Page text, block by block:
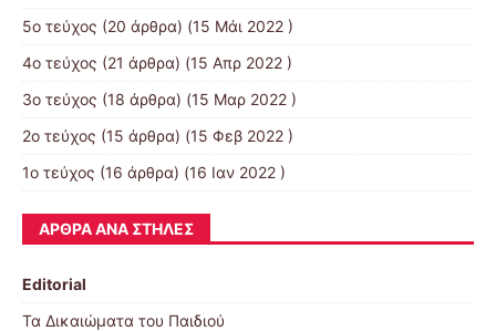
5ο τεύχος (20 άρθρα) (15 Μάι 2022 )
4ο τεύχος (21 άρθρα) (15 Απρ 2022 )
3ο τεύχος (18 άρθρα) (15 Μαρ 2022 )
2ο τεύχος (15 άρθρα) (15 Φεβ 2022 )
1ο τεύχος (16 άρθρα) (16 Ιαν 2022 )
ΆΡΘΡΑ ΑΝΆ ΣΤΉΛΕΣ
Editorial
Τα Δικαιώματα του Παιδιού